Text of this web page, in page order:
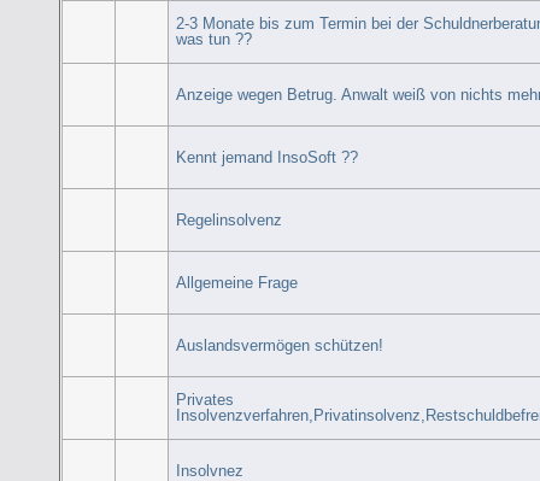
2-3 Monate bis zum Termin bei der
was tun ??
Anzeige wegen Betrug. Anwalt weiß von nichts
Kennt jemand InsoSoft ??
Regelinsolvenz
Allgemeine Frage
Auslandsvermögen schützen!
Privates
Insolvnez